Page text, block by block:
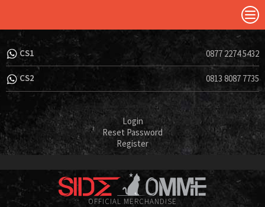
CS1 0877 2274 5432
CS2 0813 8087 7735
Login
Reset Password
Register
OFFICIAL MERCHANDISE